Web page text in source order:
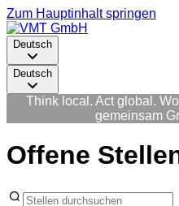
Zum Hauptinhalt springen
Deutsch
Deutsch
Think local. Act global.
gemeinsam
Offene